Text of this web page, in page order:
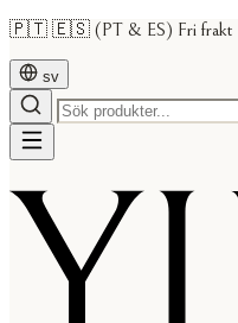
🇵🇹 🇪🇸 (PT & ES) Fri frakt
sv